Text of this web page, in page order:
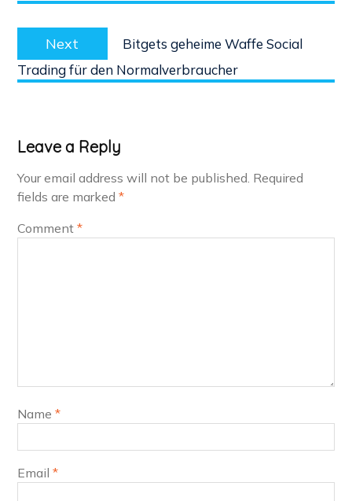
Next
Next
post:
Bitgets geheime Waffe Social
Trading für den Normalverbraucher
Leave a Reply
Your email address will not be published. Required
fields are marked *
Comment *
Name *
Email *